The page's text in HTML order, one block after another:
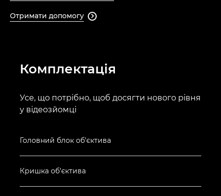
Отримати допомогу 
Комплектація
Усе, що потрібно, щоб досягти нового рівня
у відеозйомці
Головний блок об’єктива
Кришка об’єктива